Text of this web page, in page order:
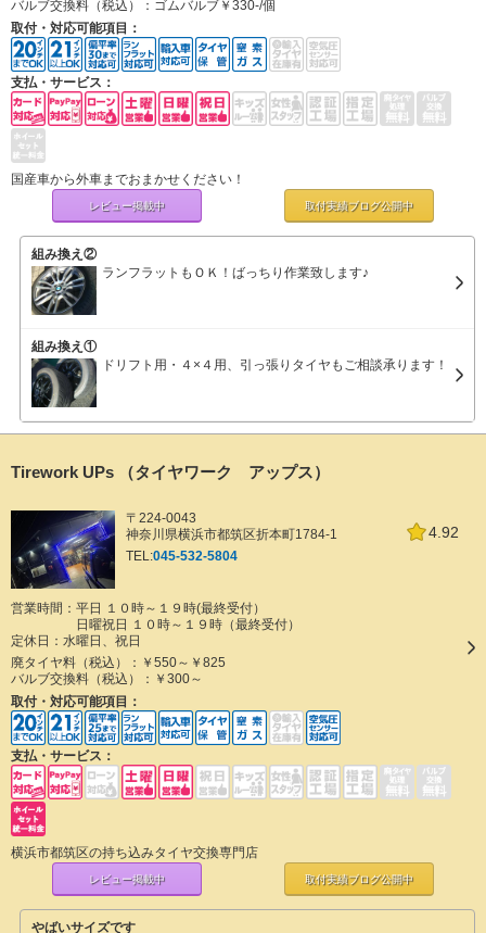
バルブ交換料（税込）： ゴムバルブ￥330-/個
取付・対応可能項目：
支払・サービス：
国産車から外車までおまかせください！
レビュー掲載中 取付実績ブログ公開中
組み換え②
ランフラットもＯＫ！ばっちり作業致します♪
組み換え①
ドリフト用・４×４用、引っ張りタイヤもご相談承ります！
Tirework UPs （タイヤワーク アップス）
4.92
〒224-0043
神奈川県横浜市都筑区折本町1784-1
TEL:045-532-5804
営業時間：平日 １０時～１９時(最終受付）
日曜祝日 １０時～１９時（最終受付）
定休日： 水曜日、祝日
廃タイヤ料（税込）： ￥550～￥825
バルブ交換料（税込）： ￥300～
取付・対応可能項目：
支払・サービス：
横浜市都筑区の持ち込みタイヤ交換専門店
レビュー掲載中 取付実績ブログ公開中
やばいサイズです